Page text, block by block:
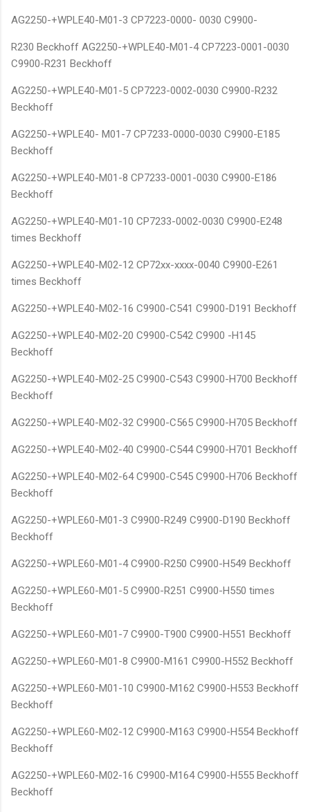
AG2250-+WPLE40-M01-3 CP7223-0000- 0030 C9900-
R230 Beckhoff AG2250-+WPLE40-M01-4 CP7223-0001-0030
C9900-R231 Beckhoff
AG2250-+WPLE40-M01-5 CP7223-0002-0030 C9900-R232
Beckhoff
AG2250-+WPLE40- M01-7 CP7233-0000-0030 C9900-E185
Beckhoff
AG2250-+WPLE40-M01-8 CP7233-0001-0030 C9900-E186
Beckhoff
AG2250-+WPLE40-M01-10 CP7233-0002-0030 C9900-E248
times Beckhoff
AG2250-+WPLE40-M02-12 CP72xx-xxxx-0040 C9900-E261
times Beckhoff
AG2250-+WPLE40-M02-16 C9900-C541 C9900-D191 Beckhoff
AG2250-+WPLE40-M02-20 C9900-C542 C9900 -H145
Beckhoff
AG2250-+WPLE40-M02-25 C9900-C543 C9900-H700 Beckhoff
Beckhoff
AG2250-+WPLE40-M02-32 C9900-C565 C9900-H705 Beckhoff
AG2250-+WPLE40-M02-40 C9900-C544 C9900-H701 Beckhoff
AG2250-+WPLE40-M02-64 C9900-C545 C9900-H706 Beckhoff
Beckhoff
AG2250-+WPLE60-M01-3 C9900-R249 C9900-D190 Beckhoff
Beckhoff
AG2250-+WPLE60-M01-4 C9900-R250 C9900-H549 Beckhoff
AG2250-+WPLE60-M01-5 C9900-R251 C9900-H550 times
Beckhoff
AG2250-+WPLE60-M01-7 C9900-T900 C9900-H551 Beckhoff
AG2250-+WPLE60-M01-8 C9900-M161 C9900-H552 Beckhoff
AG2250-+WPLE60-M01-10 C9900-M162 C9900-H553 Beckhoff
Beckhoff
AG2250-+WPLE60-M02-12 C9900-M163 C9900-H554 Beckhoff
Beckhoff
AG2250-+WPLE60-M02-16 C9900-M164 C9900-H555 Beckhoff
Beckhoff